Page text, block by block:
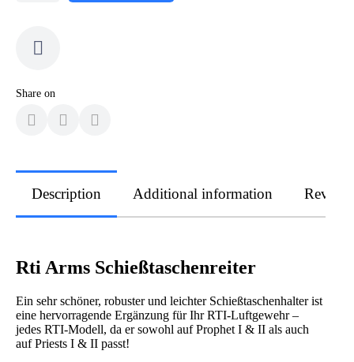
Share on
Description Additional information
Rti Arms Schießtaschenreiter
Ein sehr schöner, robuster und leichter Schießtaschenhalter ist
eine hervorragende Ergänzung für Ihr RTI-Luftgewehr –
jedes RTI-Modell, da er sowohl auf Prophet I & II als auch
auf Priests I & II passt!